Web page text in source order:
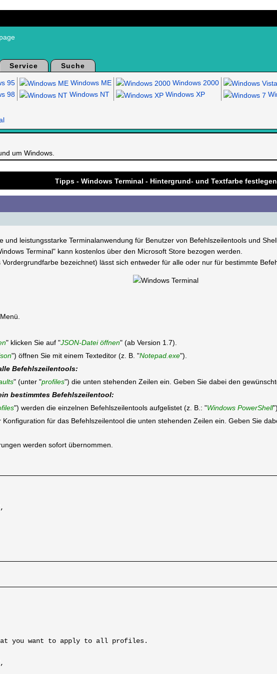
Service
Suche
95
98
Windows ME
Windows NT
Windows 2000
Windows XP
um Windows.
Tipps - Windows Terminal - Hintergrund- und Textfarbe festlegen
und leistungsstarke Terminalanwendung für Benutzer von Befehlszeilentools und
Terminal" kann kostenlos über den Microsoft Store bezogen werden.
bezeichnet) lässt sich entweder für alle oder nur für bestimmte
" klicken Sie auf "JSON-Datei öffnen" (ab Version 1.7).
") öffnen Sie mit einem Texteditor (z. B. "Notepad.exe").
Befehlszeilentools:
" (unter "profiles") die unten stehenden Zeilen ein. Geben Sie dabei den
bestimmtes Befehlszeilentool:
") werden die einzelnen Befehlszeilentools aufgelistet (z. B.: "Windows PowerShell").
für das Befehlszeilentool die unten stehenden Zeilen ein. Geben Sie
werden sofort übernommen.
you want to apply to all profiles.